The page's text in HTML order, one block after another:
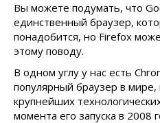
Вы можете подумать, что
единственный браузер,
понадобится, но Firefox
этому поводу.
В одном углу у нас есть
популярный браузер в
крупнейших
момента его запуска в 2008